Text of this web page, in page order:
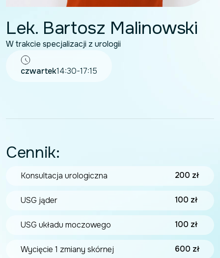
Lek. Bartosz Malinowski
W trakcie specjalizacji z urologii
czwartek14:30-17:15
Cennik:
Konsultacja urologiczna 200 zł
USG jąder 100 zł
USG układu moczowego 100 zł
Wycięcie 1 zmiany skórnej 600 zł